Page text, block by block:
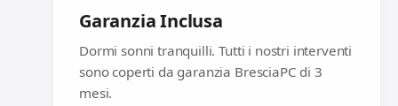
Garanzia Inclusa
Dormi sonni tranquilli. Tutti i nostri interventi
sono coperti da garanzia BresciaPC di 3
mesi.